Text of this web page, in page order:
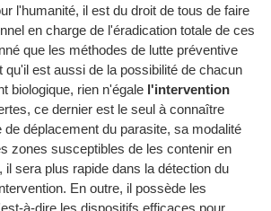
l'humanité, il est du droit de tous de faire
en charge de l'éradication totale de ces
que les méthodes de lutte préventive
qu'il est aussi de la possibilité de chacun
biologique, rien n'égale l'intervention
ce dernier est le seul à connaître
de déplacement du parasite, sa modalité
zones susceptibles de les contenir en
il sera plus rapide dans la détection du
En outre, il possède les
à-dire les dispositifs efficaces pour